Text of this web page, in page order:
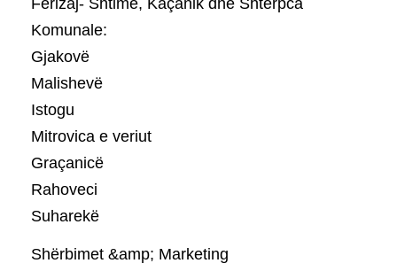
Ferizaj- Shtime, Kaçanik dhe Shtërpca
Komunale:
Gjakovë
Malishevë
Istogu
Mitrovica e veriut
Graçanicë
Rahoveci
Suharekë
Shërbimet &amp; Marketing